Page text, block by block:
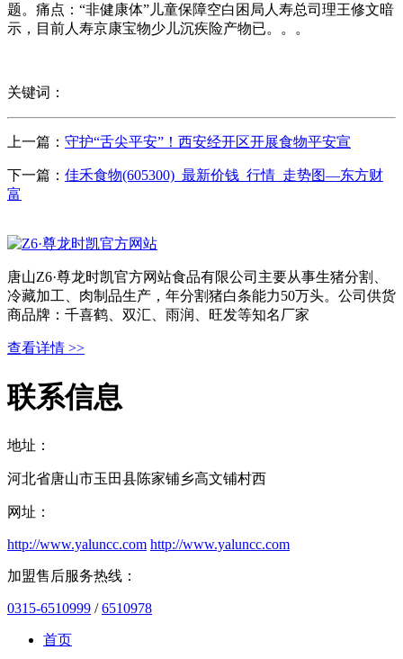
题。痛点：“非健康体”儿童保障空白困局人寿总司理王修文暗
示，目前人寿京康宝物少儿沉疾险产物已。。。
关键词：
上一篇： 守护“舌尖平安”！西安经开区开展食物平安宣
下一篇： 佳禾食物(605300)_最新价钱_行情_走势图—东方财
富
唐山Z6·尊龙时凯官方网站食品有限公司主要从事生猪分割、
冷藏加工、肉制品生产，年分割猪白条能力50万头。公司供货
商品牌：千喜鹤、双汇、雨润、旺发等知名厂家
查看详情 >>
联系信息
地址：
河北省唐山市玉田县陈家铺乡高文铺村西
网址：
http://www.yaluncc.com http://www.yaluncc.com
加盟售后服务热线：
0315-6510999 /6510978
首页